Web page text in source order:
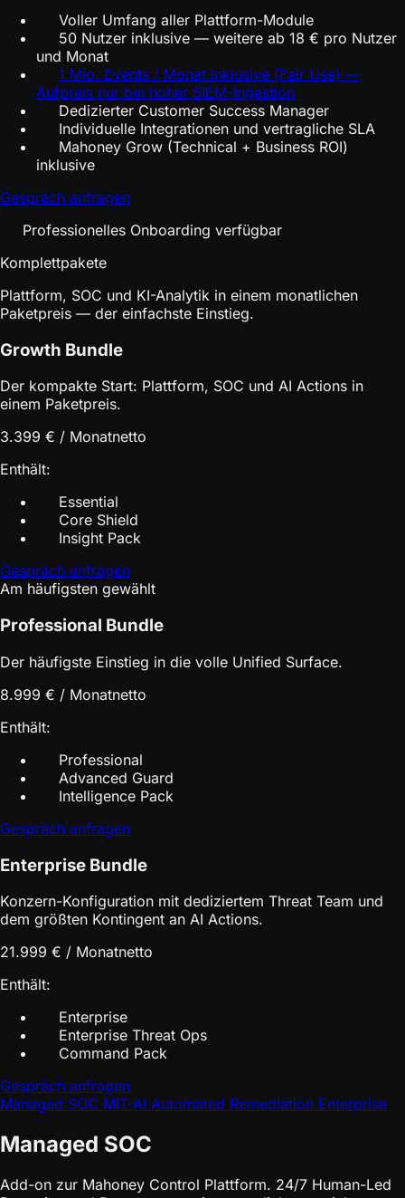
Voller Umfang aller Plattform-Module
50 Nutzer inklusive — weitere ab 18 € pro Nutzer
und Monat
1 Mio. Events / Monat inklusive (Fair Use) —
Aufpreis nur bei hoher SIEM-Ingestion
Dedizierter Customer Success Manager
Individuelle Integrationen und vertragliche SLA
Mahoney Grow (Technical + Business ROI)
inklusive
Gespräch anfragen
Professionelles Onboarding verfügbar
Komplettpakete
Plattform, SOC und KI-Analytik in einem monatlichen
Paketpreis — der einfachste Einstieg.
Growth Bundle
Der kompakte Start: Plattform, SOC und AI Actions in
einem Paketpreis.
3.399 € / Monatnetto
Enthält:
Essential
Core Shield
Insight Pack
Gespräch anfragen
Am häufigsten gewählt
Professional Bundle
Der häufigste Einstieg in die volle Unified Surface.
8.999 € / Monatnetto
Enthält:
Professional
Advanced Guard
Intelligence Pack
Gespräch anfragen
Enterprise Bundle
Konzern-Konfiguration mit dediziertem Threat Team und
dem größten Kontingent an AI Actions.
21.999 € / Monatnetto
Enthält:
Enterprise
Enterprise Threat Ops
Command Pack
Gespräch anfragen
Managed SOC MIT-AI Automated Remediation Enterprise
Managed SOC
Add-on zur Mahoney Control Plattform. 24/7 Human-Led